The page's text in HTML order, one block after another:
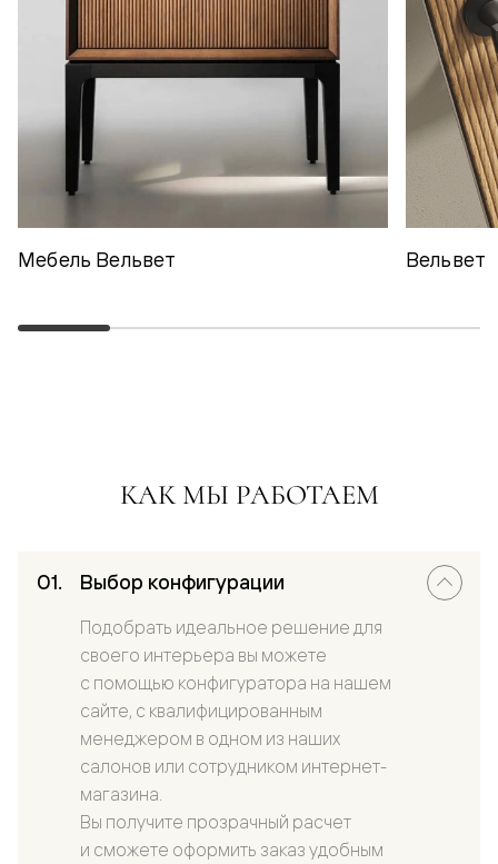
Мебель Вельвет Вельвет
КАК МЫ РАБОТАЕМ
Выбор конфигурации
Подобрать идеальное решение для
своего интерьера вы можете
с помощью конфигуратора на нашем
сайте, с квалифицированным
менеджером в одном из наших
салонов или сотрудником интернет-
магазина.
Вы получите прозрачный расчет
и сможете оформить заказ удобным